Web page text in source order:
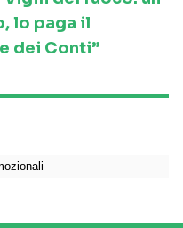
lo paga il
dei Conti”